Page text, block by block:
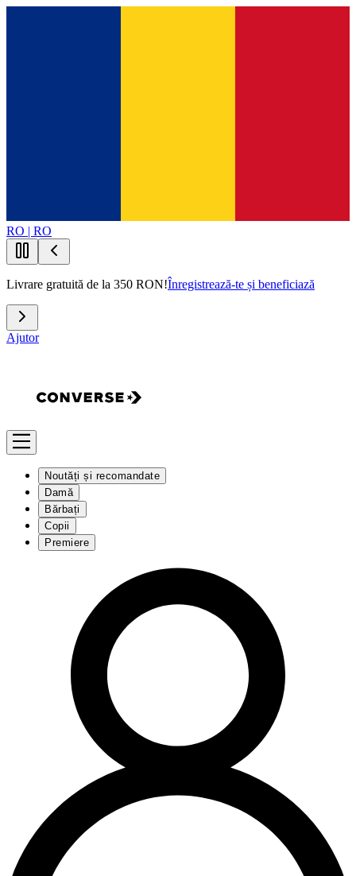
RO | RO
Livrare gratuită de la 350 RON!Înregistrează-te și beneficiază
Ajutor
Noutăți și recomandate
Damă
Bărbați
Copii
Premiere